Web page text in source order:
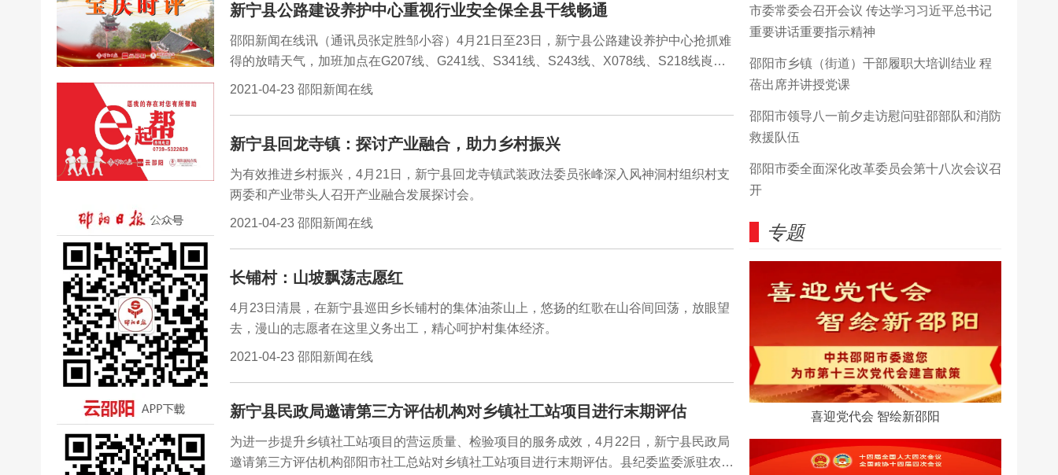
工作高质量发展。
新宁县公路建设养护中心重视行业安全保全县干线畅通
邵阳新闻在线讯（通讯员张定胜邹小容）4月21日至23日，新宁县公路建设养护中心抢抓难
得的放晴天气，加班加点在G207线、G241线、S341线、S243线、X078线、S218线崀山
景区段填补坑凼，清扫路面，修复钢护栏，清理垮方。4月21日至23日，该中心每天安排17
坑凼，路况上升明显，当前养护人员正在X078线水庙枧杆山段紧张施工。养护人员中午就
然灾害。
2021-04-23 邵阳新闻在线
新宁县回龙寺镇：探讨产业融合，助力乡村振兴
为有效推进乡村振兴，4月21日，新宁县回龙寺镇武装政法委员张峰深入风神洞村组织村支
两委和产业带头人召开产业融合发展探讨会。
2021-04-23 邵阳新闻在线
长铺村：山坡飘荡志愿红
4月23日清晨，在新宁县巡田乡长铺村的集体油茶山上，悠扬的红歌在山谷间回荡，放眼望
去，漫山的志愿者在这里义务出工，精心呵护村集体经济。
2021-04-23 邵阳新闻在线
新宁县民政局邀请第三方评估机构对乡镇社工站项目进行末期评估
为进一步提升乡镇社工站项目的营运质量、检验项目的服务成效，4月22日，新宁县民政局
邀请第三方评估机构邵阳市社工总站对乡镇社工站项目进行末期评估。县纪委监委派驻农业
市委常委会召开会议 传达学习习近平总书记
重要讲话重要指示精神
邵阳市乡镇（街道）干部履职大培训结业 程
蓓出席并讲授党课
邵阳市领导八一前夕走访慰问驻邵部队和消防
救援队伍
邵阳市委全面深化改革委员会第十八次会议召
开
专题
喜迎党代会 智绘新邵阳